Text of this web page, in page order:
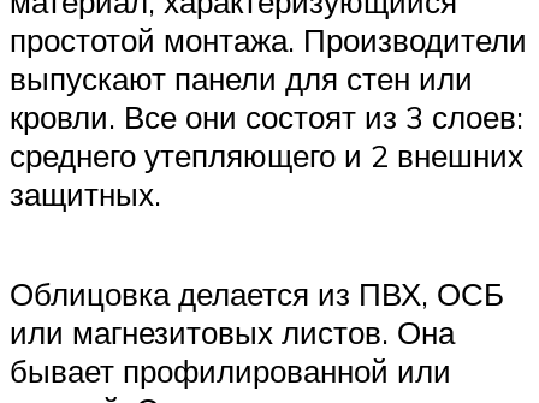
простотой монтажа. Производители
выпускают панели для стен или
кровли. Все они состоят из 3 слоев:
среднего утепляющего и 2 внешних
защитных.
Облицовка делается из ПВХ, ОСБ
или магнезитовых листов. Она
бывает профилированной или